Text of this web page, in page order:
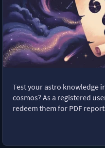
Test your astro knowledge
cosmos? As a registered
redeem them for PDF